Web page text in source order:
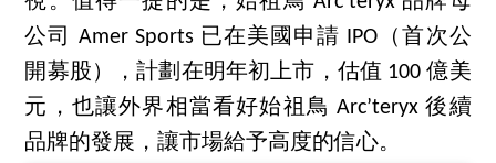
公司 Amer Sports 已在美國申請 IPO（首次公
開募股），計劃在明年初上市，估值 100 億美
元，也讓外界相當看好始祖鳥 Arc’teryx 後續
品牌的發展，讓市場給予高度的信心。